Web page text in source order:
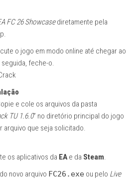
FC 26 Showcasediretamente pela
o jogo em modo online até chegar ao
feche-o.
e cole os arquivos da pasta
TU 1.6.0” no diretório principal do jogo
arquivo que seja solicitado.
os aplicativos da EA e da Steam
novo arquivo FC26.exe ou pelo Live